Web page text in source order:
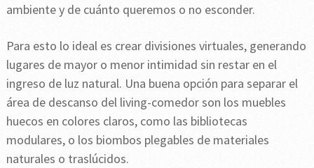
ambiente y de cuánto queremos o no esconder.
Para esto lo ideal es crear divisiones virtuales, generando
lugares de mayor o menor intimidad sin restar en el
ingreso de luz natural. Una buena opción para separar el
área de descanso del living-comedor son los muebles
huecos en colores claros, como las bibliotecas
modulares, o los biombos plegables de materiales
naturales o traslúcidos.